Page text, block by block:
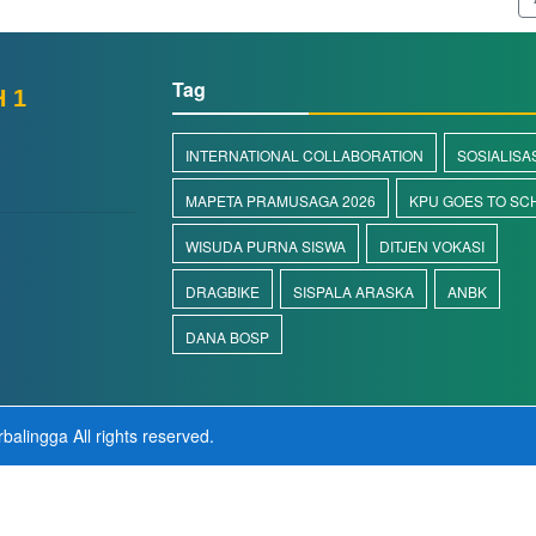
1 Tag
INTERNATIONAL COLLABORATION
MAPETA PRAMUSAGA 2026 KPU GOES TO
WISUDA PURNA SISWA DITJEN VOKASI
DRAGBIKE SISPALA ARASKA ANBK
DANA BOSP
All rights reserved.